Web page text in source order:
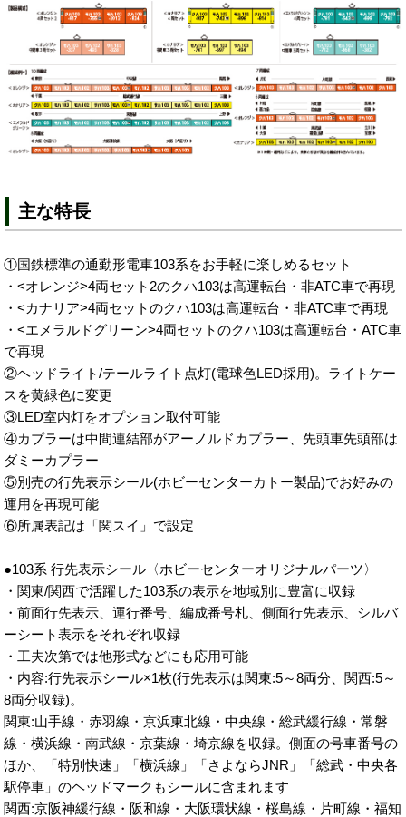
主な特長
①国鉄標準の通勤形電車103系をお手軽に楽しめるセット
・<オレンジ>4両セット2のクハ103は高運転台・非ATC車で再現
・<カナリア>4両セットのクハ103は高運転台・非ATC車で再現
・<エメラルドグリーン>4両セットのクハ103は高運転台・ATC車
で再現
②ヘッドライト/テールライト点灯(電球色LED採用)。ライトケー
スを黄緑色に変更
③LED室内灯をオプション取付可能
④カプラーは中間連結部がアーノルドカプラー、先頭車先頭部は
ダミーカプラー
⑤別売の行先表示シール(ホビーセンターカトー製品)でお好みの
運用を再現可能
⑥所属表記は「関スイ」で設定
●103系 行先表示シール〈ホビーセンターオリジナルパーツ〉
・関東/関西で活躍した103系の表示を地域別に豊富に収録
・前面行先表示、運行番号、編成番号札、側面行先表示、シルバ
ーシート表示をそれぞれ収録
・工夫次第では他形式などにも応用可能
・内容:行先表示シール×1枚(行先表示は関東:5～8両分、関西:5～
8両分収録)。
関東:山手線・赤羽線・京浜東北線・中央線・総武緩行線・常磐
線・横浜線・南武線・京葉線・埼京線を収録。側面の号車番号の
ほか、「特別快速」「横浜線」「さよならJNR」「総武・中央各
駅停車」のヘッドマークもシールに含まれます
関西:京阪神緩行線・阪和線・大阪環状線・桜島線・片町線・福知